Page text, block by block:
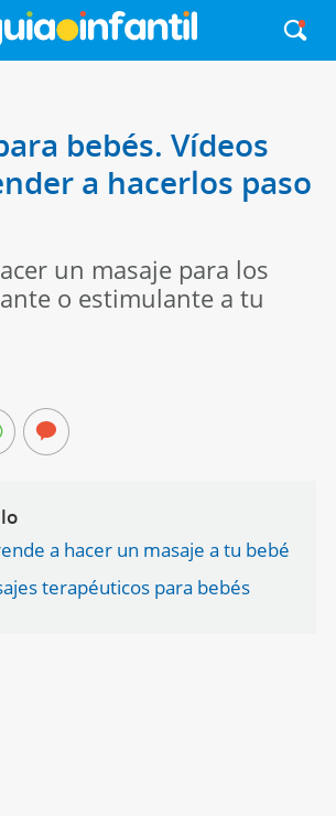
bebés. Vídeos
a hacerlos paso
un masaje para los
o estimulante a tu
a hacer un masaje a tu bebé
terapéuticos para bebés